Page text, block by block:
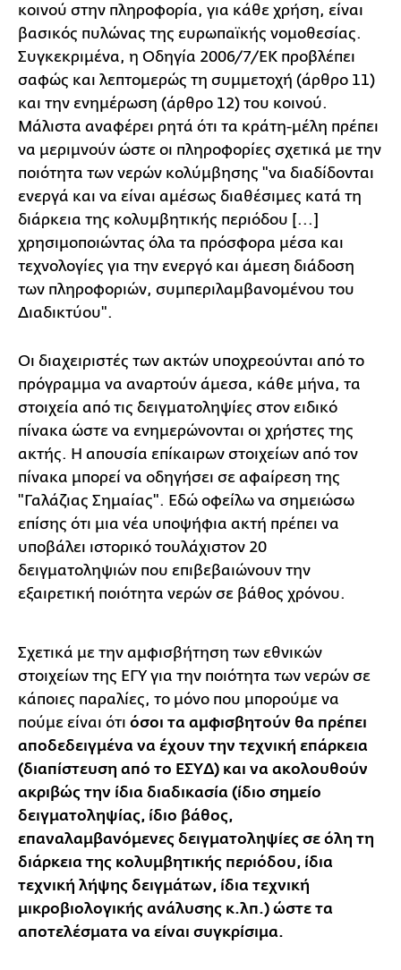
κοινού στην πληροφορία, για κάθε χρήση, είναι
βασικός πυλώνας της ευρωπαϊκής νομοθεσίας.
Συγκεκριμένα, η Οδηγία 2006/7/ΕΚ προβλέπει
σαφώς και λεπτομερώς τη συμμετοχή (άρθρο 11)
και την ενημέρωση (άρθρο 12) του κοινού.
Μάλιστα αναφέρει ρητά ότι τα κράτη-μέλη πρέπει
να μεριμνούν ώστε οι πληροφορίες σχετικά με την
ποιότητα των νερών κολύμβησης "να διαδίδονται
ενεργά και να είναι αμέσως διαθέσιμες κατά τη
διάρκεια της κολυμβητικής περιόδου [...]
χρησιμοποιώντας όλα τα πρόσφορα μέσα και
τεχνολογίες για την ενεργό και άμεση διάδοση
των πληροφοριών, συμπεριλαμβανομένου του
Διαδικτύου".
Οι διαχειριστές των ακτών υποχρεούνται από το
πρόγραμμα να αναρτούν άμεσα, κάθε μήνα, τα
στοιχεία από τις δειγματοληψίες στον ειδικό
πίνακα ώστε να ενημερώνονται οι χρήστες της
ακτής. Η απουσία επίκαιρων στοιχείων από τον
πίνακα μπορεί να οδηγήσει σε αφαίρεση της
"Γαλάζιας Σημαίας". Εδώ οφείλω να σημειώσω
επίσης ότι μια νέα υποψήφια ακτή πρέπει να
υποβάλει ιστορικό τουλάχιστον 20
δειγματοληψιών που επιβεβαιώνουν την
εξαιρετική ποιότητα νερών σε βάθος χρόνου.
Σχετικά με την αμφισβήτηση των εθνικών
στοιχείων της ΕΓΥ για την ποιότητα των νερών σε
κάποιες παραλίες, το μόνο που μπορούμε να
πούμε είναι ότι όσοι τα αμφισβητούν θα πρέπει
αποδεδειγμένα να έχουν την τεχνική επάρκεια
(διαπίστευση από το ΕΣΥΔ) και να ακολουθούν
ακριβώς την ίδια διαδικασία (ίδιο σημείο
δειγματοληψίας, ίδιο βάθος,
επαναλαμβανόμενες δειγματοληψίες σε όλη τη
διάρκεια της κολυμβητικής περιόδου, ίδια
τεχνική λήψης δειγμάτων, ίδια τεχνική
μικροβιολογικής ανάλυσης κ.λπ.) ώστε τα
αποτελέσματα να είναι συγκρίσιμα.